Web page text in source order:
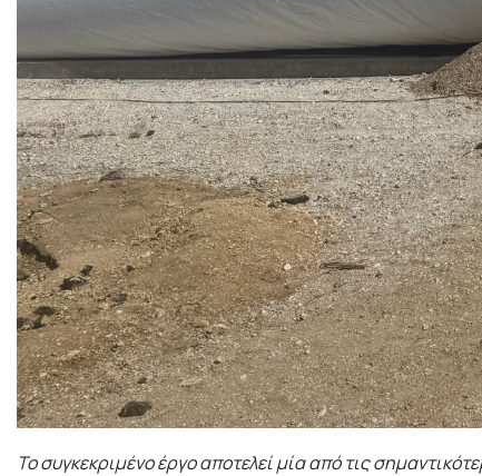
Το συγκεκριμένο έργο αποτελεί μία από τις